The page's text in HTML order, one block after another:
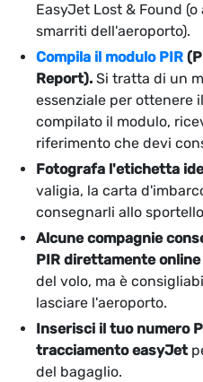
EasyJet Lost & Found
smarriti dell'aeroporto).
Compila il modulo PIR
Report). Si tratta di un
essenziale per ottenere
compilato il modulo,
riferimento che devi
Fotografa l'etichetta
valigia, la carta
consegnarli allo
Alcune compagnie
PIR direttamente online
del volo, ma è
lasciare l'aeroporto.
Inserisci il tuo numero
tracciamento easyJet
del bagaglio.